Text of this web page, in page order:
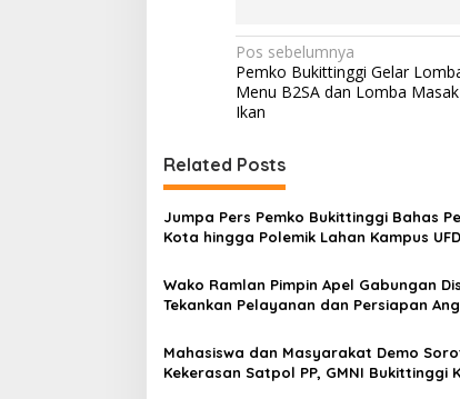
N
a
v
i
g
a
s
i
p
s
Pos sebelumnya
Pemko Bukittinggi Gelar
Menu B2SA dan Lomba
Ikan
Related Posts
Jumpa Pers Pemko Bukittinggi Bahas
Kota hingga Polemik Lahan Kampus
Wako Ramlan Pimpin Apel Gabungan
Tekankan Pelayanan dan Persiapan
Mahasiswa dan Masyarakat Demo
Kekerasan Satpol PP, GMNI Bukittinggi